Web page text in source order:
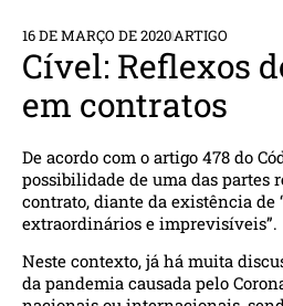
16 DE MARÇO DE 2020ARTIGO
Cível: Reflexos
em contratos
De acordo com o artigo 478 do
possibilidade de uma das partes
contrato, diante da existência de
extraordinários e imprevisíveis”.
Neste contexto, já há muita
da pandemia causada pelo